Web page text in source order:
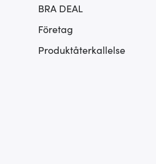
BRA DEAL
Företag
Produktåterkallelse